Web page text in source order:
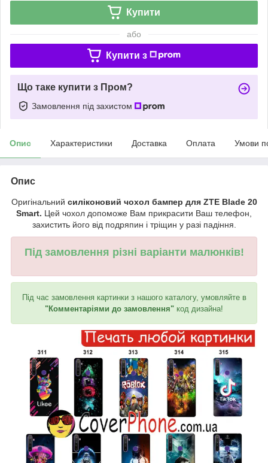
Купити
або
Купити з
Що таке купити з Пром?
Замовлення під захистом
Опис Характеристики Доставка Оплата Умови
Опис
Оригінальний силіконовий чохол бампер для ZTE Blade 20
Smart. Цей чохол допоможе Вам прикрасити Ваш телефон,
захистить його від подряпин і тріщин у разі падіння.
Під замовлення різні варіанти малюнків!
Під час замовлення картинки з нашого каталогу, умовляйте в
"Комментаріями до замовлення" код дизайна!